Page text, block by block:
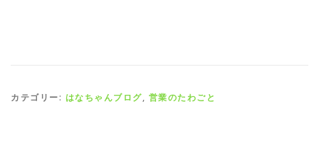
カテゴリー: はなちゃんブログ, 営業のたわごと